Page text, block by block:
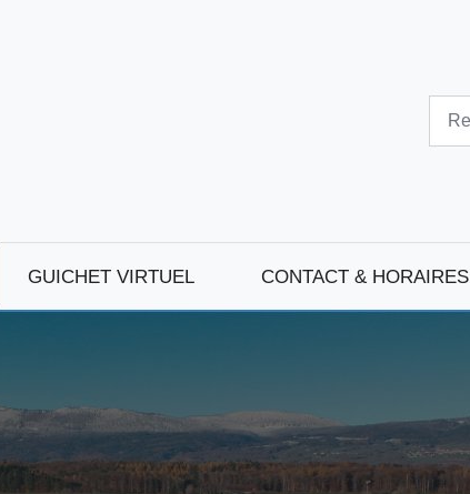
GUICHET VIRTUEL CONTACT & HORAIRES